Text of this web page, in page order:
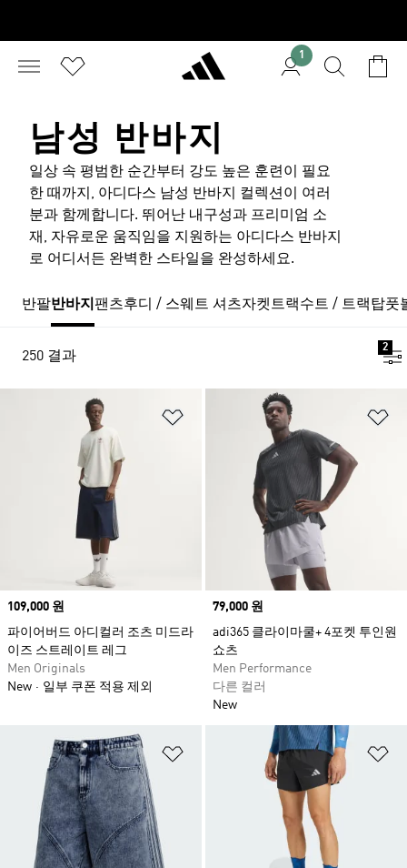
1
남성 반바지
일상 속 평범한 순간부터 강도 높은 훈련이 필요
한 때까지, 아디다스 남성 반바지 컬렉션이 여러
분과 함께합니다. 뛰어난 내구성과 프리미엄 소
재, 자유로운 움직임을 지원하는 아디다스 반바지
로 어디서든 완벽한 스타일을 완성하세요.
반팔반바지 팬츠후디 / 스웨트 셔츠자켓트랙수트 / 트랙탑풋
250 결과
2
위시리스트 담기
Price
109,000 원
파이어버드 아디컬러 조츠 미드라
이즈 스트레이트 레그
Men Originals
New
일부 쿠폰 적용 제외
Price
79,000 원
adi365 클라이마쿨+ 4포켓 투인원
쇼츠
Men Performance
다른 컬러
New
위시리스트 담기